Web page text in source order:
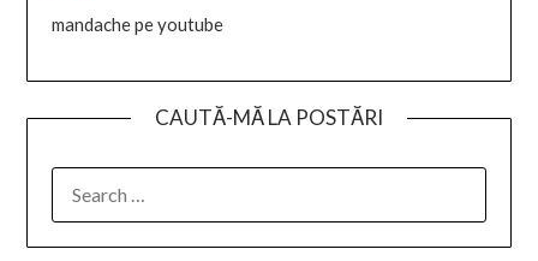
mandache pe youtube
CAUTĂ-MĂ LA POSTĂRI
FOR: